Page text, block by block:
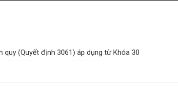
(Quyết định 3061) áp dụng từ Khóa 30